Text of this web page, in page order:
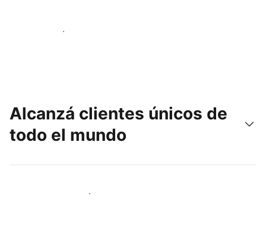
Empezá hoy mismo
Alcanzá clientes únicos de
todo el mundo
Llegá a huéspedes nuevos hoy